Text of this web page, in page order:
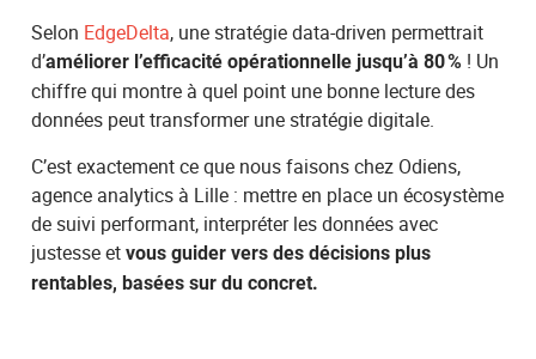
Selon EdgeDelta, une stratégie data-driven permettrait
d’améliorer l’efficacité opérationnelle jusqu’à 80 % ! Un
chiffre qui montre à quel point une bonne lecture des
données peut transformer une stratégie digitale.
C’est exactement ce que nous faisons chez Odiens,
agence analytics à Lille : mettre en place un écosystème
de suivi performant, interpréter les données avec
justesse etvous guider vers des décisions plus
rentables, basées sur du concret.